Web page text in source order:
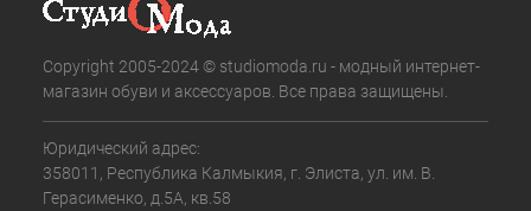
Copyright 2005-2024 © studiomoda.ru - модный интернет-
магазин обуви и аксессуаров. Все права защищены.
Юридический адрес:
358011, Республика Калмыкия, г. Элиста, ул. им. В.
Герасименко, д.5А, кв.58